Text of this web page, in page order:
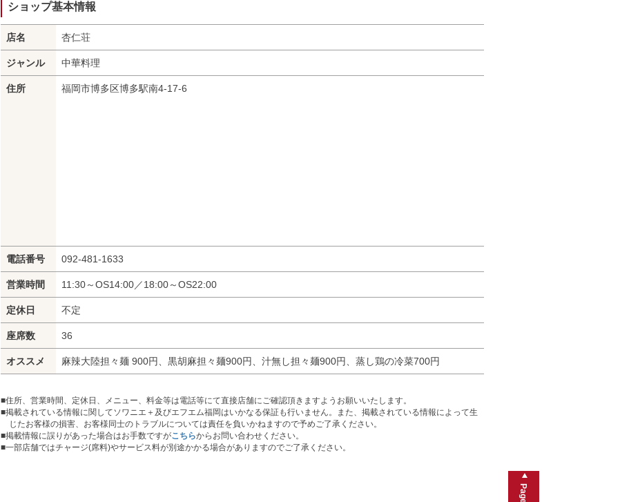
ショップ基本情報
店名 杏仁荘
ジャンル 中華料理
住所 福岡市博多区博多駅南4-17-6
電話番号 092-481-1633
営業時間 11:30～OS14:00／18:00～OS22:00
定休日 不定
座席数 36
オススメ 麻辣大陸担々麺 900円、黒胡麻担々麺900円、汁無し担々麺900円、蒸し鶏の冷菜700円
■住所、営業時間、定休日、メニュー、料金等は電話等にて直接店舗にご確認頂きますようお願いいたします。
■掲載されている情報に関してソワニエ＋及びエフエム福岡はいかなる保証も行いません。また、掲載されている情報によって生
じたお客様の損害、お客様同士のトラブルについては責任を負いかねますので予めご了承ください。
■掲載情報に誤りがあった場合はお手数ですがこちらからお問い合わせください。
■一部店舗ではチャージ(席料)やサービス料が別途かかる場合がありますのでご了承ください。